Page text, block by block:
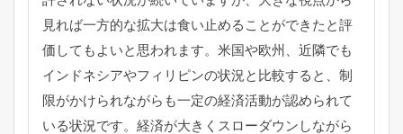
見れば一方的な拡大は食い止めることができたと評
価してもよ いと思われます。米国や欧州、近隣でも
インドネシアやフィリピンの状況と比較すると、制
限がかけられながらも一定の経済活動が認められて
いる状況です。経済が大きくスローダウンしながら